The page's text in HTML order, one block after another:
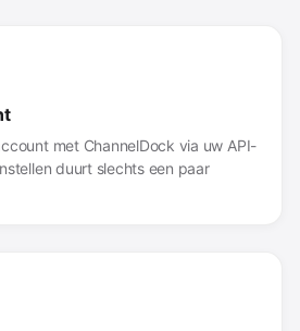
met ChannelDock via uw API-
duurt slechts een paar